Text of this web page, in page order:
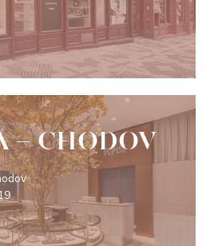
- CHODOV